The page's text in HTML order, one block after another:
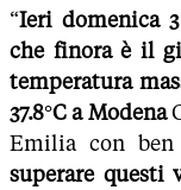
“Ieri domenica
che finora è il
temperatura
37.8°C a Modena
Emilia con ben
superare questi